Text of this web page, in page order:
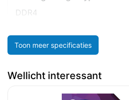
DDR4
Toon meer specificaties
Wellicht interessant